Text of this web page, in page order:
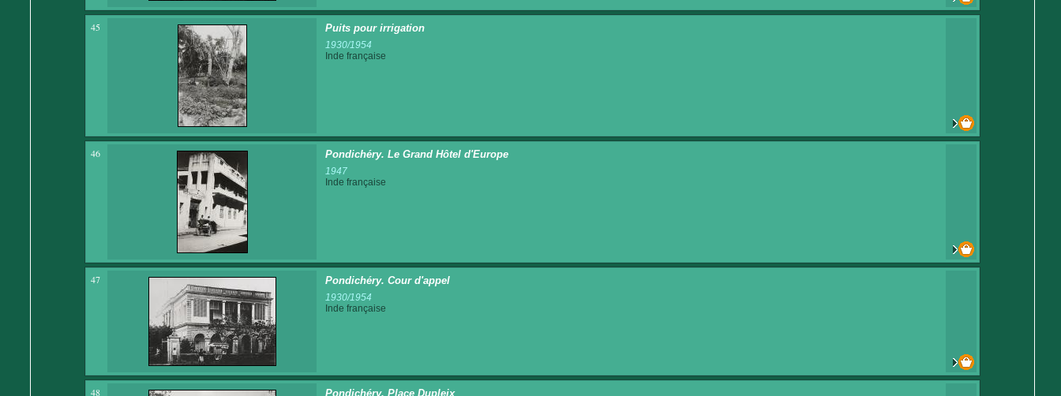
45 Puits pour irrigation
1930/1954
Inde française
46 Pondichéry. Le Grand Hôtel d'Europe
1947
Inde française
47 Pondichéry. Cour d'appel
1930/1954
Inde française
48 Pondichéry. Place Dupleix